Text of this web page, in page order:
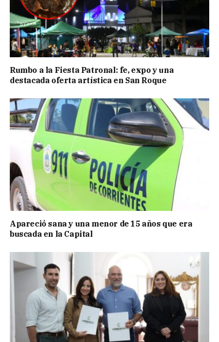
Rumbo a la Fiesta Patronal: fe, expo y una
destacada oferta artística en San Roque
Apareció sana y una menor de 15 años que era
buscada en la Capital